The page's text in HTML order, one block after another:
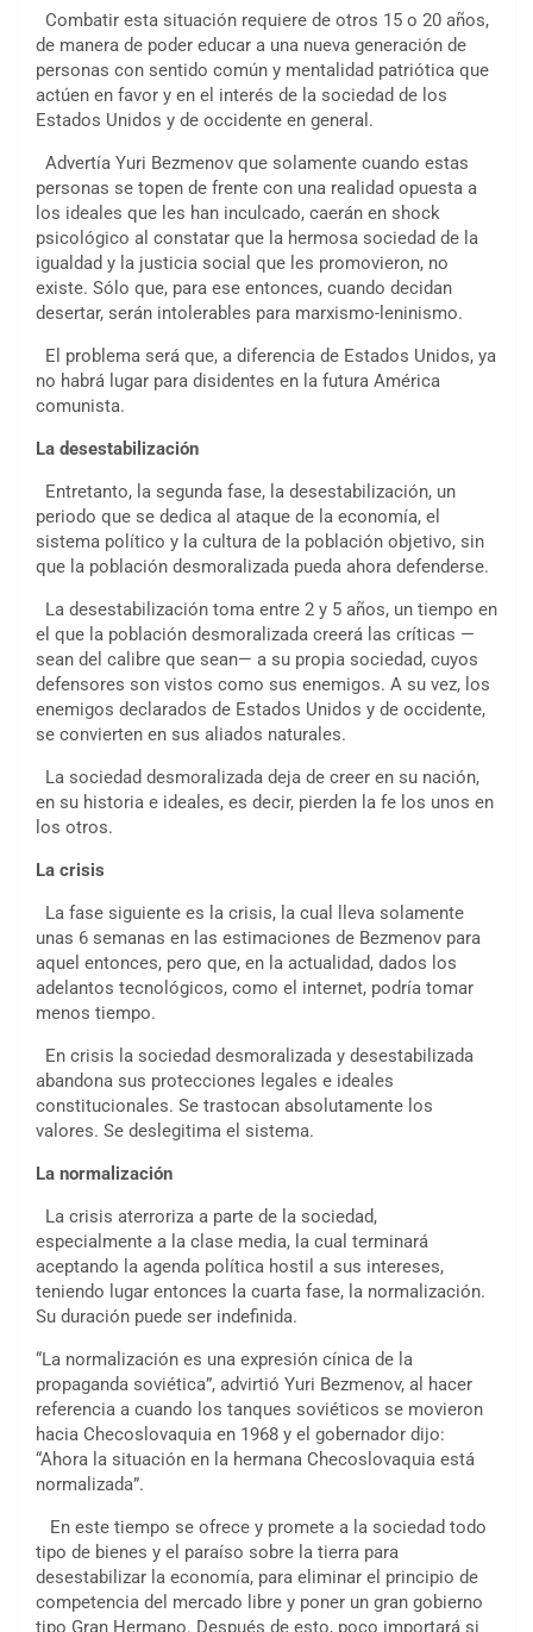
Combatir esta situación requiere de otros 15 o 20 años,
de manera de poder educar a una nueva generación de
personas con sentido común y mentalidad patriótica que
actúen en favor y en el interés de la sociedad de los
Estados Unidos y de occidente en general.
Advertía Yuri Bezmenov que solamente cuando estas
personas se topen de frente con una realidad opuesta a
los ideales que les han inculcado, caerán en shock
psicológico al constatar que la hermosa sociedad de la
igualdad y la justicia social que les promovieron, no
existe. Sólo que, para ese entonces, cuando decidan
desertar, serán intolerables para marxismo-leninismo.
El problema será que, a diferencia de Estados Unidos, ya
no habrá lugar para disidentes en la futura América
comunista.
La desestabilización
Entretanto, la segunda fase, la desestabilización, un
periodo que se dedica al ataque de la economía, el
sistema político y la cultura de la población objetivo, sin
que la población desmoralizada pueda ahora defenderse.
La desestabilización toma entre 2 y 5 años, un tiempo en
el que la población desmoralizada creerá las críticas —
sean del calibre que sean— a su propia sociedad, cuyos
defensores son vistos como sus enemigos. A su vez, los
enemigos declarados de Estados Unidos y de occidente,
se convierten en sus aliados naturales.
La sociedad desmoralizada deja de creer en su nación,
en su historia e ideales, es decir, pierden la fe los unos en
los otros.
La crisis
La fase siguiente es la crisis, la cual lleva solamente
unas 6 semanas en las estimaciones de Bezmenov para
aquel entonces, pero que, en la actualidad, dados los
adelantos tecnológicos, como el internet, podría tomar
menos tiempo.
En crisis la sociedad desmoralizada y desestabilizada
abandona sus protecciones legales e ideales
constitucionales. Se trastocan absolutamente los
valores. Se deslegitima el sistema.
La normalización
La crisis aterroriza a parte de la sociedad,
especialmente a la clase media, la cual terminará
aceptando la agenda política hostil a sus intereses,
teniendo lugar entonces la cuarta fase, la normalización.
Su duración puede ser indefinida.
“La normalización es una expresión cínica de la
propaganda soviética”, advirtió Yuri Bezmenov, al hacer
referencia a cuando los tanques soviéticos se movieron
hacia Checoslovaquia en 1968 y el gobernador dijo:
“Ahora la situación en la hermana Checoslovaquia está
normalizada”.
En este tiempo se ofrece y promete a la sociedad todo
tipo de bienes y el paraíso sobre la tierra para
desestabilizar la economía, para eliminar el principio de
competencia del mercado libre y poner un gran gobierno
tipo Gran Hermano. Después de esto, poco importará si